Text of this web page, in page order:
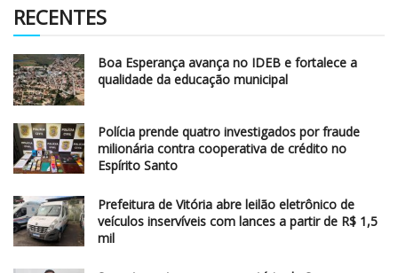
RECENTES
Boa Esperança avança no IDEB e fortalece a
qualidade da educação municipal
Polícia prende quatro investigados por fraude
milionária contra cooperativa de crédito no
Espírito Santo
Prefeitura de Vitória abre leilão eletrônico de
veículos inservíveis com lances a partir de R$ 1,5
mil